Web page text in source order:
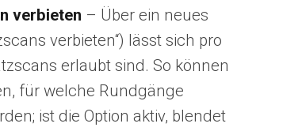
verbieten – Über ein neues
verbieten“) lässt sich pro
erlaubt sind. So können
für welche Rundgänge
ist die Option aktiv, blendet